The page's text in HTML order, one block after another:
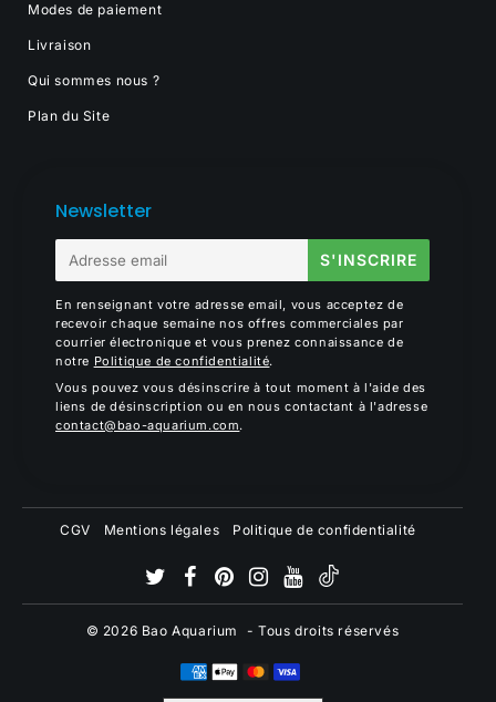
Modes de paiement
Livraison
Qui sommes nous ?
Plan du Site
Newsletter
mail
S'INSCRIRE
En renseignant votre adresse email, vous acceptez de
recevoir chaque semaine nos offres commerciales par
courrier électronique et vous prenez connaissance de
notre Politique de confidentialité.
Vous pouvez vous désinscrire à tout moment à l'aide des
liens de désinscription ou en nous contactant à l'adresse
contact@bao-aquarium.com.
CGV Mentions légales Politique de confidentialité
© 2026 Bao Aquarium - Tous droits réservés